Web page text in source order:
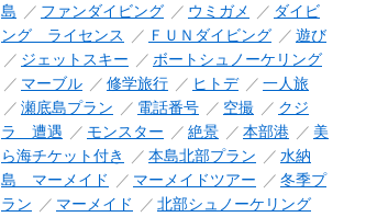
島
ファンダイビング ウミガメ
ダイビ
ング ライセンス
ＦＵＮダイビング
遊び
ジェットスキー
ボートシュノーケリング
マーブル
修学旅行 ヒトデ
一人旅
瀬底島プラン
電話番号 空撮
クジ
ラ 遭遇
モンスター 絶景 本部港
美
ら海チケット付き
本島北部プラン
水納
島 マーメイド
マーメイドツアー
冬季プ
ラン
マーメイド
北部シュノーケリング